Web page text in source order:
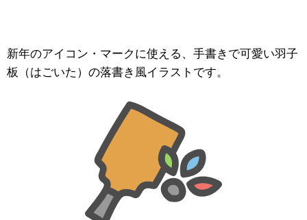
新年のアイコン・マークに使える、手書きで可愛い羽子
板（はごいた）の落書き風イラストです。